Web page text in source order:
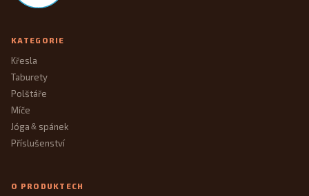
KATEGORIE
Křesla
Taburety
Polštáře
Míče
Jóga&spánek
Příslušenství
O PRODUKTECH